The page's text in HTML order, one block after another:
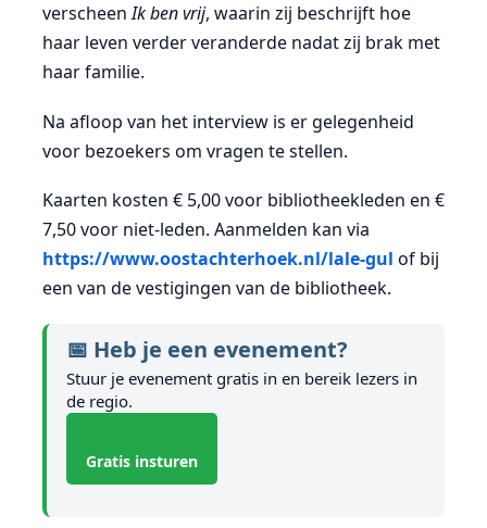
verscheenIk ben vrij, waarin zij beschrijft hoe
haar leven verder veranderde nadat zij brak met
haar familie.
Na afloop van het interview is er gelegenheid
voor bezoekers om vragen te stellen.
Kaarten kosten € 5,00 voor bibliotheekleden en €
7,50 voor niet-leden. Aanmelden kan via
https://www.oostachterhoek.nl/lale-gul of bij
een van de vestigingen van de bibliotheek.
📅 Heb je een evenement?
Stuur je evenement gratis in en bereik lezers in
de regio.
Gratis insturen